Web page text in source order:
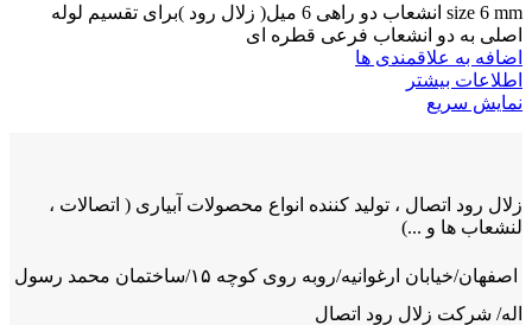
size 6 mm انشعاب دو راهی 6 میل( زلال رود )برای تقسیم لوله
اصلی به دو انشعاب فرعی قطره ای
اضافه به علاقمندی ها
اطلاعات بیشتر
نمایش سریع
زلال رود اتصال ، تولید کننده انواع محصولات آبیاری ( اتصالات ،
لنشعاب ها و ...)
اصفهان/خیابان ارغوانیه/روبه روی کوچه ۱۵/ساختمان محمد رسول
اله/ شرکت زلال رود اتصال